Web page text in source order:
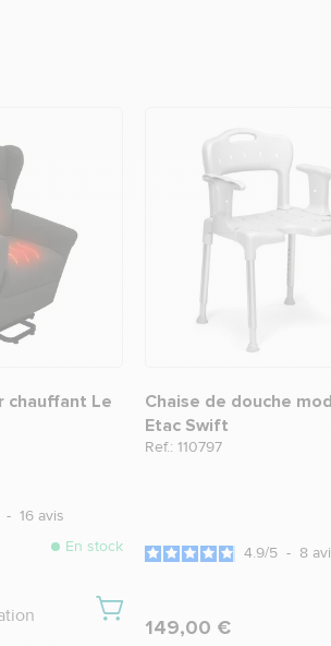
chauffant Le
- 16 avis
En stock
Chaise de douche
Etac Swift
Ref.: 110797
4.9/5 - 8
149,00 €